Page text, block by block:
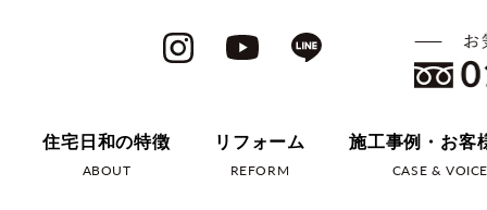
住宅日和の特徴
ABOUT
リフォーム
REFORM
施工事例・お客
CASE &